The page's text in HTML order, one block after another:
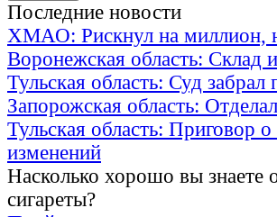
Последние новости
ХМАО: Рискнул на миллион,
Воронежская область: Склад
Тульская область: Суд
Запорожская область:
Тульская область: Приговор
изменений
Насколько хорошо вы знаете
сигареты?